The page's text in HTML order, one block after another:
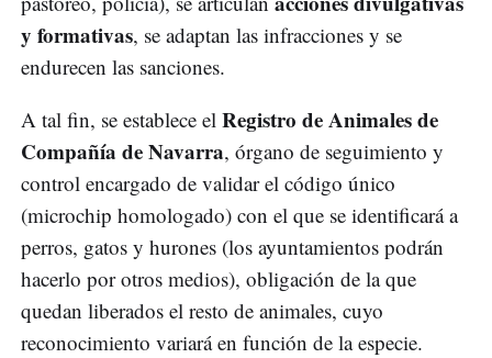
y formativas, se adaptan las infracciones y se
endurecen las sanciones.
A tal fin, se establece el Registro de Animales de
Compañía de Navarra, órgano de seguimiento y
control encargado de validar el código único
(microchip homologado) con el que se identificará a
perros, gatos y hurones (los ayuntamientos podrán
hacerlo por otros medios), obligación de la que
quedan liberados el resto de animales, cuyo
reconocimiento variará en función de la especie.